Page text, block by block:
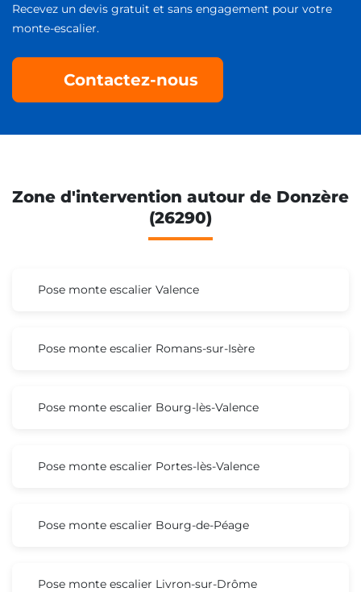
Recevez un devis gratuit et sans engagement pour votre
monte-escalier.
Contactez-nous
Zone d'intervention autour de Donzère
(26290)
Pose monte escalier Valence
Pose monte escalier Romans-sur-Isère
Pose monte escalier Bourg-lès-Valence
Pose monte escalier Portes-lès-Valence
Pose monte escalier Bourg-de-Péage
Pose monte escalier Livron-sur-Drôme